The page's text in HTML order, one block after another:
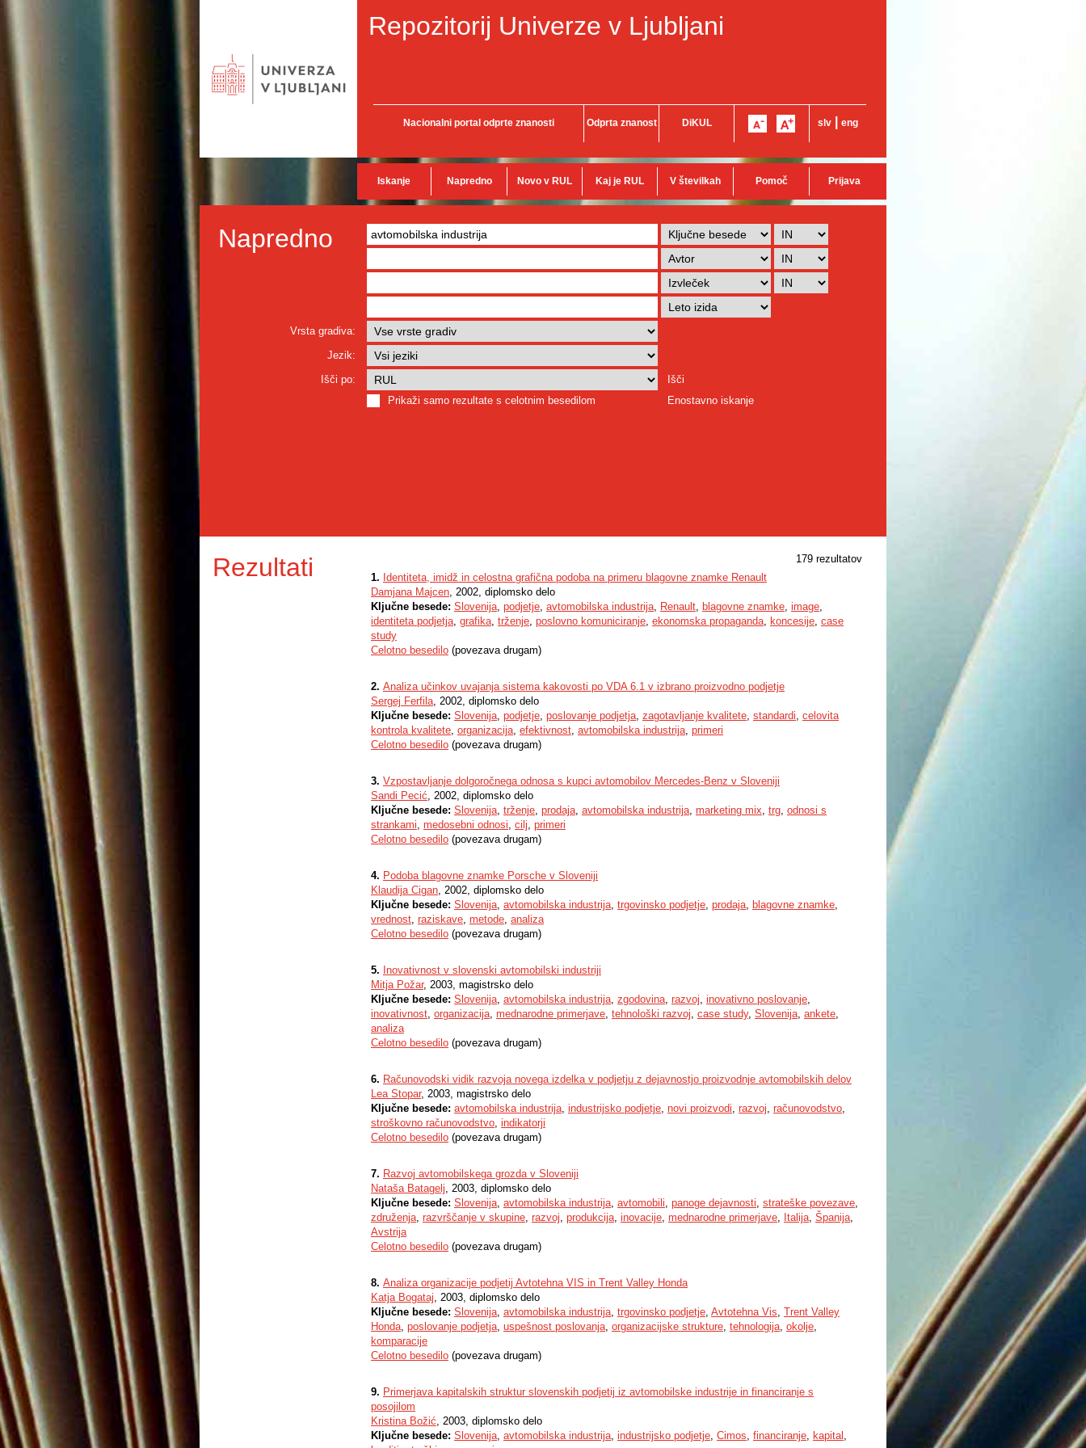
Repozitorij Univerze v Ljubljani
Nacionalni portal odprte znanosti Odprta znanost DiKUL slv eng
Iskanje Napredno Novo v RUL Kaj je RUL V številkah Pomoč Prijava
Napredno
Vrsta gradiva:
Jezik:
Išči po:
Išči
Prikaži samo rezultate s celotnim besedilom
Enostavno iskanje
Rezultati
179 rezultatov
1. Identiteta, imidž in celostna grafična podoba na primeru blagovne znamke Renault
Damjana Majcen, 2002, diplomsko delo
Ključne besede: Slovenija, podjetje, avtomobilska industrija, Renault, blagovne znamke, image,
identiteta podjetja, grafika, trženje, poslovno komuniciranje, ekonomska propaganda, koncesije, case
study
Celotno besedilo (povezava drugam)
2. Analiza učinkov uvajanja sistema kakovosti po VDA 6.1 v izbrano proizvodno podjetje
Sergej Ferfila, 2002, diplomsko delo
Ključne besede: Slovenija, podjetje, poslovanje podjetja, zagotavljanje kvalitete, standardi, celovita
kontrola kvalitete, organizacija, efektivnost, avtomobilska industrija, primeri
Celotno besedilo (povezava drugam)
3. Vzpostavljanje dolgoročnega odnosa s kupci avtomobilov Mercedes-Benz v Sloveniji
Sandi Pecić, 2002, diplomsko delo
Ključne besede: Slovenija, trženje, prodaja, avtomobilska industrija, marketing mix, trg, odnosi s
strankami, medosebni odnosi, cilj, primeri
Celotno besedilo (povezava drugam)
4. Podoba blagovne znamke Porsche v Sloveniji
Klaudija Cigan, 2002, diplomsko delo
Ključne besede: Slovenija, avtomobilska industrija, trgovinsko podjetje, prodaja, blagovne znamke,
vrednost, raziskave, metode, analiza
Celotno besedilo (povezava drugam)
5. Inovativnost v slovenski avtomobilski industriji
Mitja Požar, 2003, magistrsko delo
Ključne besede: Slovenija, avtomobilska industrija, zgodovina, razvoj, inovativno poslovanje,
inovativnost, organizacija, mednarodne primerjave, tehnološki razvoj, case study, Slovenija, ankete,
analiza
Celotno besedilo (povezava drugam)
6. Računovodski vidik razvoja novega izdelka v podjetju z dejavnostjo proizvodnje avtomobilskih delov
Lea Stopar, 2003, magistrsko delo
Ključne besede: avtomobilska industrija, industrijsko podjetje, novi proizvodi, razvoj, računovodstvo,
stroškovno računovodstvo, indikatorji
Celotno besedilo (povezava drugam)
7. Razvoj avtomobilskega grozda v Sloveniji
Nataša Batagelj, 2003, diplomsko delo
Ključne besede: Slovenija, avtomobilska industrija, avtomobili, panoge dejavnosti, strateške povezave,
združenja, razvrščanje v skupine, razvoj, produkcija, inovacije, mednarodne primerjave, Italija, Španija,
Avstrija
Celotno besedilo (povezava drugam)
8. Analiza organizacije podjetij Avtotehna VIS in Trent Valley Honda
Katja Bogataj, 2003, diplomsko delo
Ključne besede: Slovenija, avtomobilska industrija, trgovinsko podjetje, Avtotehna Vis, Trent Valley
Honda, poslovanje podjetja, uspešnost poslovanja, organizacijske strukture, tehnologija, okolje,
komparacije
Celotno besedilo (povezava drugam)
9. Primerjava kapitalskih struktur slovenskih podjetij iz avtomobilske industrije in financiranje s
posojilom
Kristina Božić, 2003, diplomsko delo
Ključne besede: Slovenija, avtomobilska industrija, industrijsko podjetje, Cimos, financiranje, kapital ,